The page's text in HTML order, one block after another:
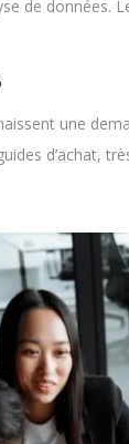
de
une
d’achat,